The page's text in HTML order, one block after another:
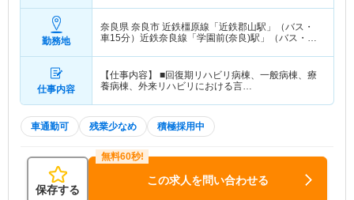
勤務地
奈良県 奈良市 近鉄橿原線「近鉄郡山駅」（バス・
車15分）近鉄奈良線「学園前(奈良)駅」（バス・車
仕事内容
【仕事内容】 ■回復期リハビリ病棟、一般病棟、療
養病棟、外来リハビリにおける言…
車通勤可 残業少なめ 積極採用中
保存する
この求人を問い合わせる